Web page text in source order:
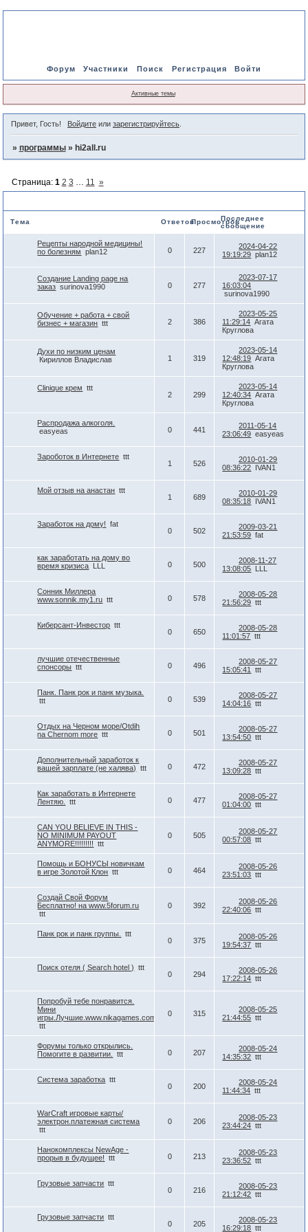
Форум Участники Поиск Регистрация Войти
Активные темы
Привет, Гость! Войдитеили зарегистрируйтесь.
» программы » hi2all.ru
Страница: 1 2 3 … 11 »
Тема ОтветовПросмотровПоследнее
сообщение
Рецепты народной медицины!
по болезням
plan12 0 227
2024-04-22
19:19:29 plan12
Создание Landing page на
заказ surinova1990 0 277
2023-07-17
16:03:04
surinova1990
Обучение + работа + свой
бизнес + магазин ttt 2 386
2023-05-25
11:29:14 Агата
Круглова
Духи по низким ценам
Кириллов Владислав
1 319
2023-05-14
12:48:19 Агата
Круглова
Сlinique крем
ttt
2
299
2023-05-14
12:40:34 Агата
Круглова
Распродажа алкоголя.
easyeas
0 441
2011-05-14
23:06:49 easyeas
Зароботок в Интернете ttt
1
526
2010-01-29
08:36:22
IVAN1
Мой отзыв на анастан ttt
1
689
2010-01-29
08:35:18
IVAN1
Заработок на дому!
fat
0
502
2009-03-21
21:53:59 fat
как заработать на дому во
время кризиса
LLL 0 500
2008-11-27
13:08:05
LLL
Сонник Миллера
www.sonnik.my1.ru ttt 0 578
2008-05-28
21:56:29 ttt
Киберсант-Инвестор ttt
0
650
2008-05-28
11:01:57 ttt
лучшие отечественные
спонсоры ttt 0 496
2008-05-27
15:05:41 ttt
Панк. Панк рок и панк музыка.
ttt
0 539
2008-05-27
14:04:16 ttt
Отдых на Черном море/Otdih
na Chernom more ttt 0 501
2008-05-27
13:54:50 ttt
Дополнительный заработок к
вашей зарплате (не халява)
ttt 0 472
2008-05-27
13:09:28 ttt
Как заработать в Интернете
Лентяю.
ttt 0 477
2008-05-27
01:04:00 ttt
CAN YOU BELIEVE IN THIS -
NO MINIMUM PAYOUT
ANYMORE!!!!!!!!!
ttt
0 505
2008-05-27
00:57:08 ttt
Помощь и БОНУСЫ новичкам
в игре Золотой Клон ttt 0 464
2008-05-26
23:51:03 ttt
Создай Свой Форум
Бесплатно! на www.5forum.ru
ttt
0 392
2008-05-26
22:40:06 ttt
Панк рок и панк группы.
ttt
0
375
2008-05-26
19:54:37 ttt
Поиск отеля ( Search hotel )
ttt
0
294
2008-05-26
17:22:14 ttt
Попробуй тебе понравится.
Мини
игры.Лучшие.www.nikagames.com
ttt
0 315
2008-05-25
21:44:55 ttt
Форумы только открылись.
Помогите в развитии.
ttt 0 207
2008-05-24
14:35:32 ttt
Система заработка ttt
0
200
2008-05-24
11:44:34 ttt
WarCraft игровые карты/
электрон.платежная система
ttt
0 206
2008-05-23
23:44:24 ttt
Нанокомплексы NewAge -
прорыв в будущее!
ttt 0 213
2008-05-23
23:36:52 ttt
Грузовые запчасти ttt
0
216
2008-05-23
21:12:42 ttt
Грузовые запчасти ttt
0
205
2008-05-23
16:29:18 ttt